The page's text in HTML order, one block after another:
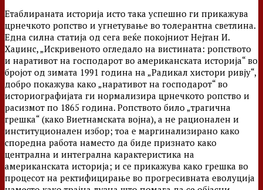
Етаблираната историја исто така успешно ги прикажува
црнечкото ропство и угнетување во толерантна светлина.
Една силна статија од сега веќе покојниот Нејтан И.
Хаџинс, „Искривеното огледало на вистината: ропството
и наративот на господарот во американската историја“ во
бројот од зимата 1991 година на „Радикал хистори ривју“,
добро покажува како „наративот на господарот“ во
историографијата ги нормализира црнечкото ропство и
расизмот по 1865 година. Ропството било „трагична
грешка“ (како Виетнамската војна), а не рационален и
институционален избор; тоа е маргинализирано како
споредна работа наместо да биде признато како
централна и интегрална карактеристика на
американската историја; и се прикажува како грешка во
процесот на ректифицирање во прогресивната еволуција